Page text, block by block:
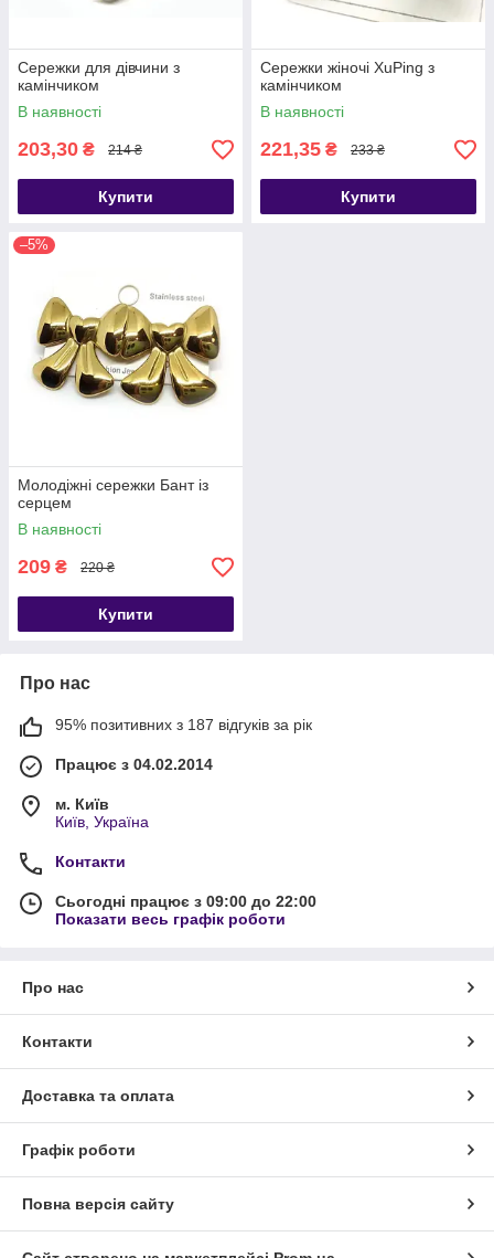
Сережки для дівчини з
камінчиком
В наявності
203,30 ₴ 214 ₴
Купити
Сережки жіночі ХuPing з
камінчиком
В наявності
221,35 ₴ 233 ₴
Купити
–5%
Молодіжні сережки Бант із
серцем
В наявності
209 ₴ 220 ₴
Купити
Про нас
95% позитивних з 187 відгуків за рік
Працює з 04.02.2014
м. Київ
Київ, Україна
Контакти
Сьогодні працює з 09:00 до 22:00
Показати весь графік роботи
Про нас
Контакти
Доставка та оплата
Графік роботи
Повна версія сайту